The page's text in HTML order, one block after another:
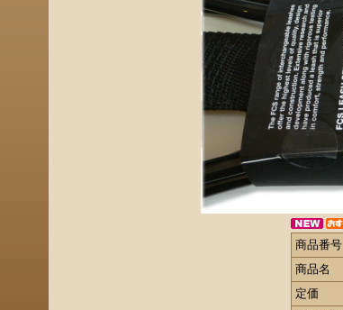
商品番号
商品名
定価